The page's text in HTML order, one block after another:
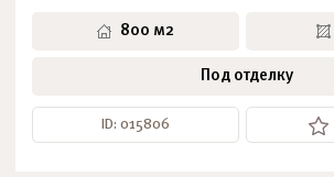
800 м2
Под отделку
ID: 015806